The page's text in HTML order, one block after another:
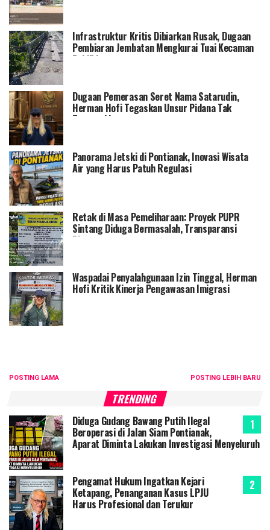
Infrastruktur Kritis Dibiarkan Rusak, Dugaan
Pembiaran Jembatan Mengkurai Tuai Kecaman
Publik!
Dugaan Pemerasan Seret Nama Satarudin,
Herman Hofi Tegaskan Unsur Pidana Tak
Terpenuhi
Panorama Jetski di Pontianak, Inovasi Wisata
Air yang Harus Patuh Regulasi
Retak di Masa Pemeliharaan: Proyek PUPR
Sintang Diduga Bermasalah, Transparansi
Dituntut
Waspadai Penyalahgunaan Izin Tinggal, Herman
Hofi Kritik Kinerja Pengawasan Imigrasi
POSTING LEBIH BARU
POSTING LAMA
TRENDING
Diduga Gudang Bawang Putih Ilegal
Beroperasi di Jalan Siam Pontianak,
Aparat Diminta Lakukan Investigasi Menyeluruh
Pengamat Hukum Ingatkan Kejari
Ketapang, Penanganan Kasus LPJU
Harus Profesional dan Terukur